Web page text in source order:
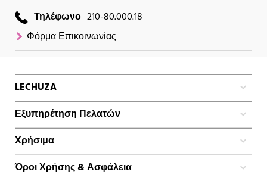
Τηλέφωνο 210-80.000.18
Φόρμα Επικοινωνίας
LECHUZA
Εξυπηρέτηση Πελατών
Χρήσιμα
Όροι Χρήσης & Ασφάλεια